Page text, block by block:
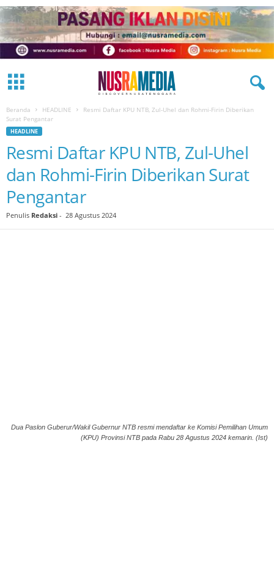
Beranda HEADLINE
Resmi Daftar KPU NTB, Zul-Uhel dan Rohmi-Firin Diberikan
Surat Pengantar
HEADLINE
Resmi Daftar KPU NTB, Zul-Uhel
dan Rohmi-Firin Diberikan Surat
Pengantar
Penulis Redaksi - 28 Agustus 2024
Dua Paslon Guberur/Wakil Gubernur NTB resmi mendaftar ke Komisi Pemilihan Umum
(KPU) Provinsi NTB pada Rabu 28 Agustus 2024 kemarin. (Ist)